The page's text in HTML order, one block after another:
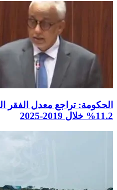
الحكومة: تراجع معدل الفقر
11.2% خلال 2019-2025